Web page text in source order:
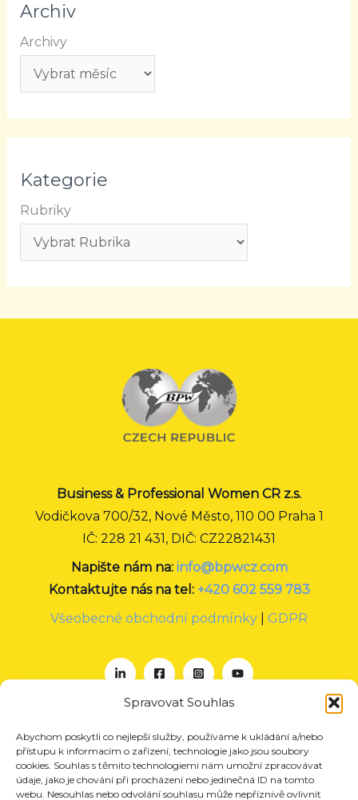
Spravovat Souhlas
Abychom poskytli co nejlepší služby, používáme k ukládání a/nebo
přístupu k informacím o zařízení, technologie jako jsou soubory
cookies. Souhlas s těmito technologiemi nám umožní zpracovávat
údaje, jako je chování při procházení nebo jedinečná ID na tomto
webu. Nesouhlas nebo odvolání souhlasu může nepříznivě ovlivnit
Archiv
Archivy
Kategorie
Rubriky
Business & Professional Women CR z.s.
Vodičkova 700/32, Nové Město, 110 00 Praha 1
IČ: 228 21 431, DIČ: CZ22821431
Napište nám na: info@bpwcz.com
Kontaktujte nás na tel: +420 602 559 783
Všeobecné obchodní podmínky
GDPR
O nás
Projekty
Členství